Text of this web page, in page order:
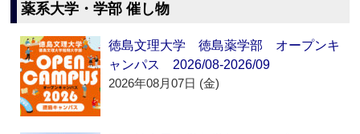
薬系大学・学部 催し物
徳島文理大学 徳島薬学部 オープンキ
ャンパス 2026/08-2026/09
2026年08月07日 (金)